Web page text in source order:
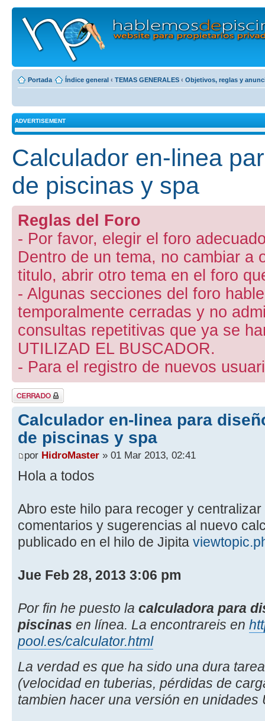
Portada Índice general ‹ TEMAS GENERALES ‹ Objetivos, reglas y
ADVERTISEMENT
Calculador en-linea
de piscinas y spa
Reglas del Foro
- Por favor, elegir el foro
Dentro de un tema, no cambiar a
titulo, abrir otro tema en el foro
- Algunas secciones del foro
temporalmente cerradas y no
consultas repetitivas que ya se
UTILIZAD EL BUSCADOR.
- Para el registro de nuevos
Tema cerrado
Calculador en-linea para
de piscinas y spa
por HidroMaster » 01 Mar 2013, 02:41
Hola a todos
Abro este hilo para recoger y
comentarios y sugerencias al nuevo
publicado en el hilo de Jipita
Jue Feb 28, 2013 3:06 pm
Por fin he puesto la calculadora para
piscinas en línea. La encontrareis en
pool.es/calculator.html
La verdad es que ha sido una dura
(velocidad en tuberias, pérdidas de
tambien hacer una versión en unidades